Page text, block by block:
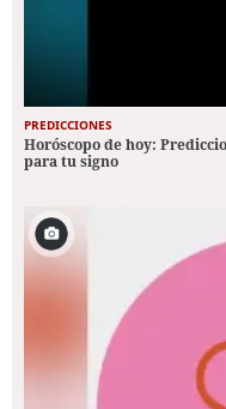
PREDICCIONES
Horóscopo de hoy:
para tu signo